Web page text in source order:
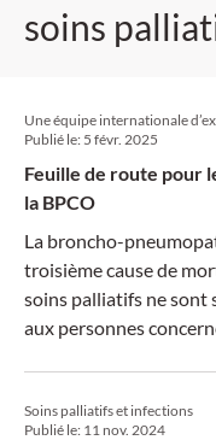
soins
Une équipe internationale
Publié le: 5 févr. 2025
Feuille de route pour
la BPCO
La broncho-
troisième cause de
soins palliatifs ne sont
aux personnes
Soins palliatifs et infections
Publié le: 11 nov. 2024